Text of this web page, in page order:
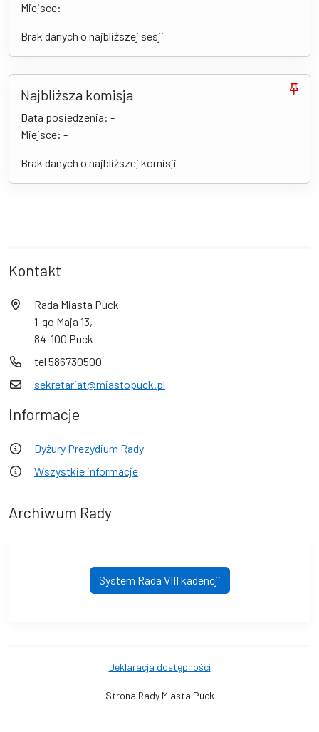
Miejsce: -
Brak danych o najbliższej sesji
Najbliższa komisja
Data posiedzenia: -
Miejsce: -
Brak danych o najbliższej komisji
Kontakt
Rada Miasta Puck
1-go Maja 13,
84-100 Puck
tel 586730500
sekretariat@miastopuck.pl
Informacje
Dyżury Prezydium Rady
Wszystkie informacje
Archiwum Rady
System Rada VIII kadencji
Strona Rady Miasta Puck
Deklaracja dostępności